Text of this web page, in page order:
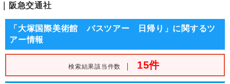
｜阪急交通社
「大塚国際美術館 バスツアー 日帰り」に関するツ
アー情報
検索結果該当件数 ｜ 15件